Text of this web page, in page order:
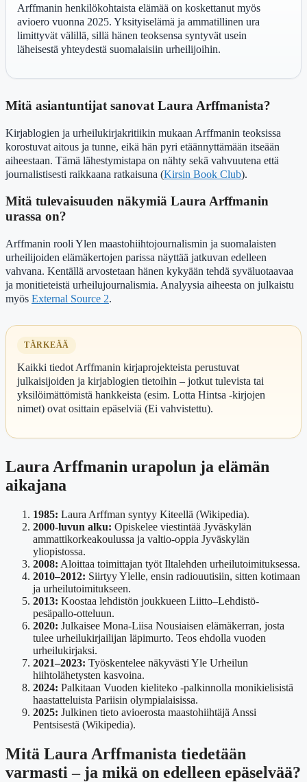
Arffmanin henkilökohtaista elämää on koskettanut myös
avioero vuonna 2025. Yksityiselämä ja ammatillinen ura
limittyvät välillä, sillä hänen teoksensa syntyvät usein
läheisestä yhteydestä suomalaisiin urheilijoihin.
Mitä asiantuntijat sanovat Laura Arffmanista?
Kirjablogien ja urheilukirjakritiikin mukaan Arffmanin teoksissa
korostuvat aitous ja tunne, eikä hän pyri etäännyttämään itseään
aiheestaan. Tämä lähestymistapa on nähty sekä vahvuutena että
journalistisesti raikkaana ratkaisuna (Kirsin Book Club).
Mitä tulevaisuuden näkymiä Laura Arffmanin
urassa on?
Arffmanin rooli Ylen maastohiihtojournalismin ja suomalaisten
urheilijoiden elämäkertojen parissa näyttää jatkuvan edelleen
vahvana. Kentällä arvostetaan hänen kykyään tehdä syväluotaavaa
ja monitieteistä urheilujournalismia. Analyysia aiheesta on julkaistu
myös External Source 2.
TÄRKEÄÄ
Kaikki tiedot Arffmanin kirjaprojekteista perustuvat
julkaisijoiden ja kirjablogien tietoihin – jotkut tulevista tai
yksilöimättömistä hankkeista (esim. Lotta Hintsa -kirjojen
nimet) ovat osittain epäselviä (Ei vahvistettu).
Laura Arffmanin urapolun ja elämän
aikajana
1985: Laura Arffman syntyy Kiteellä (Wikipedia).
2000-luvun alku: Opiskelee viestintää Jyväskylän
ammattikorkeakoulussa ja valtio-oppia Jyväskylän
yliopistossa.
2008: Aloittaa toimittajan työt Iltalehden urheilutoimituksessa.
2010–2012: Siirtyy Ylelle, ensin radiouutisiin, sitten kotimaan
ja urheilutoimitukseen.
2013: Koostaa lehdistön joukkueen Liitto–Lehdistö-
pesäpallo-otteluun.
2020: Julkaisee Mona-Liisa Nousiaisen elämäkerran, josta
tulee urheilukirjailijan läpimurto. Teos ehdolla vuoden
urheilukirjaksi.
2021–2023: Työskentelee näkyvästi Yle Urheilun
hiihtolähetysten kasvoina.
2024: Palkitaan Vuoden kieliteko -palkinnolla monikielisistä
haastatteluista Pariisin olympialaisissa.
2025: Julkinen tieto avioerosta maastohiihtäjä Anssi
Pentsisestä (Wikipedia).
Mitä Laura Arffmanista tiedetään
varmasti – ja mikä on edelleen epäselvää?